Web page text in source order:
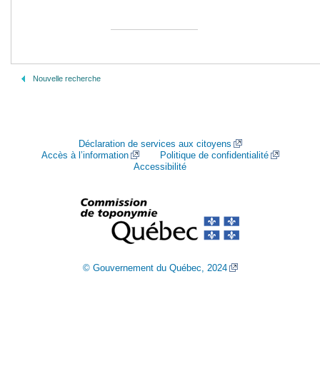
Nouvelle recherche
Déclaration de services aux citoyens
Accès à l’information
Politique de confidentialité
Accessibilité
© Gouvernement du Québec, 2024